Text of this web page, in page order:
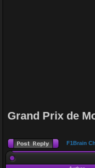
Grand Prix de
F1Brain